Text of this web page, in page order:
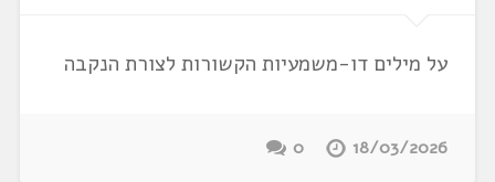
על מילים דו-משמעיות הקשורות לצורת הנקבה
18/03/2026
0